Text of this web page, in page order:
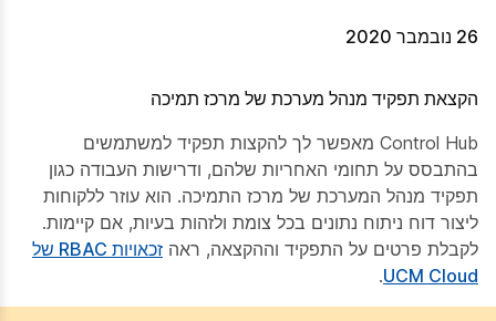
26 נובמבר 2020
הקצאת תפקיד מנהל מערכת של מרכז תמיכה
Control Hub מאפשר לך להקצות תפקיד למשתמשים
בהתבסס על תחומי האחריות שלהם, ודרישות העבודה כגון
תפקיד מנהל המערכת של מרכז התמיכה. הוא עוזר ללקוחות
ליצור דוח ניתוח נתונים בכל צומת ולזהות בעיות, אם קיימות.
לקבלת פרטים על התפקיד וההקצאה, ראה
זכאויות RBAC של
UCM Cloud
.